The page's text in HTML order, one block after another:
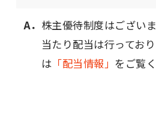
A． 株主優待制度はござい
当たり配当は行ってお
は 「配当情報」 をご覧